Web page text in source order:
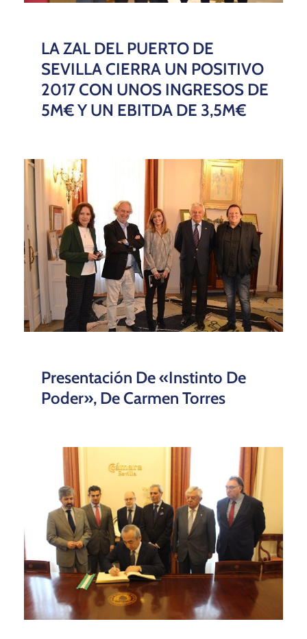
LA ZAL DEL PUERTO DE
SEVILLA CIERRA UN POSITIVO
2017 CON UNOS INGRESOS DE
5M€ Y UN EBITDA DE 3,5M€
Presentación De «Instinto De
Poder», De Carmen Torres